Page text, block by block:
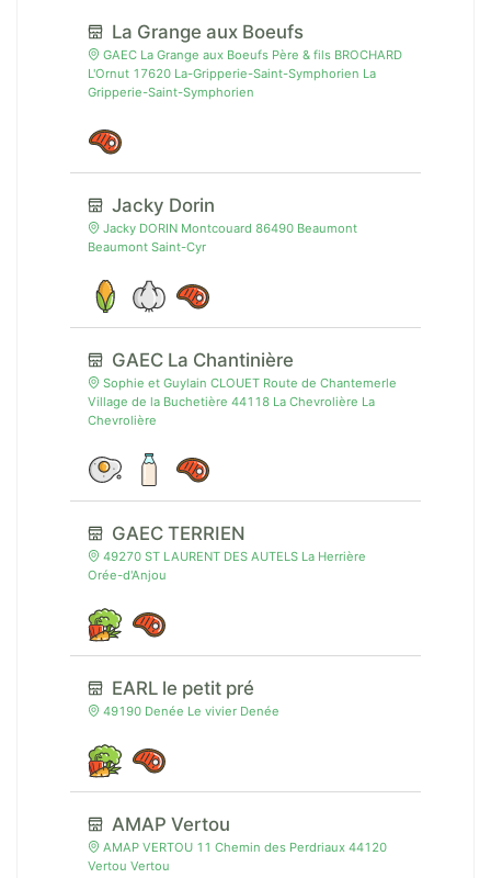
La Grange aux Boeufs
GAEC La Grange aux Boeufs Père & fils BROCHARD
L'Ornut 17620 La-Gripperie-Saint-Symphorien La
Gripperie-Saint-Symphorien
Jacky Dorin
Jacky DORIN Montcouard 86490 Beaumont
Beaumont Saint-Cyr
GAEC La Chantinière
Sophie et Guylain CLOUET Route de Chantemerle
Village de la Buchetière 44118 La Chevrolière La
Chevrolière
GAEC TERRIEN
49270 ST LAURENT DES AUTELS La Herrière
Orée-d'Anjou
EARL le petit pré
49190 Denée Le vivier Denée
AMAP Vertou
AMAP VERTOU 11 Chemin des Perdriaux 44120
Vertou Vertou